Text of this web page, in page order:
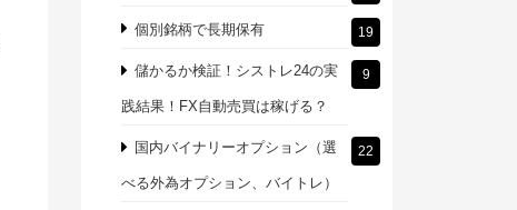
個別銘柄で長期保有 19
儲かるか検証！シストレ24の実
践結果！FX自動売買は稼げる？
9
国内バイナリーオプション（選
べる外為オプション、バイトレ）
22